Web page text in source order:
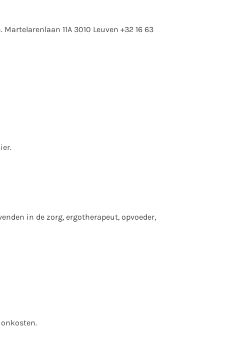
11A 3010 Leuven +32 16 63
.
in de zorg, ergotherapeut, opvoeder,